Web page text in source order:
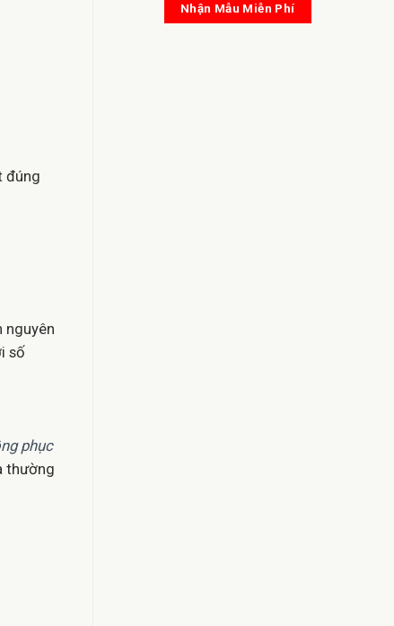
đúng
nguyên
số
phục
thường
Nhận Mẫu Miễn Phí